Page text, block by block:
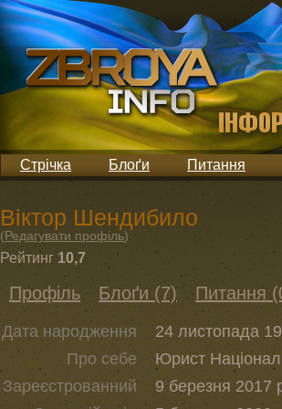
Стрічка Блоґи Питання
Віктор Шендибило
(Редагувати профіль)
Рейтинг 10,7
Профіль Блоґи (7) Питання
Дата народження
24 листопада
Про себе
Юрист
Зареєстрованний
9 березня 2017